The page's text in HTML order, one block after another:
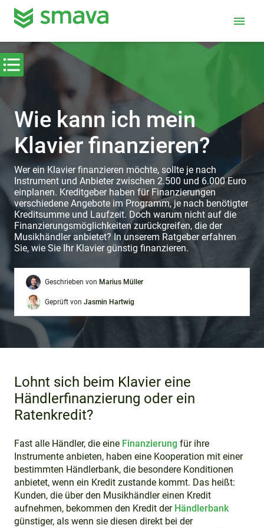
menu
Wie kann ich mein
Klavier finanzieren?
Wer ein Klavier finanzieren möchte, sollte je nach
Instrument und Anbieter zwischen 2.500 und 6.000 Euro
einplanen. Kreditgeber haben für Finanzierungen
verschiedene Angebote im Programm, je nach benötigter
Kreditsumme und Laufzeit. Doch warum nicht auf die
Finanzierungsmöglichkeiten zurückgreifen, die der
Musikhändler anbietet? In unserem Ratgeber erfahren
Sie, wie Sie Ihr Klavier günstig finanzieren.
Geschrieben von Marius Müller
Geprüft von Jasmin Hartwig
Lohnt sich beim Klavier eine
Händlerfinanzierung oder ein
Ratenkredit?
Fast alle Händler, die eine Finanzierung für ihre
Instrumente anbieten, haben eine Kooperation mit einer
bestimmten Händlerbank, die besondere Konditionen
anbietet, wenn ein Kredit zustande kommt. Das heißt:
Kunden, die über den Musikhändler einen Kredit
aufnehmen, bekommen den Kredit der Händlerbank
günstiger, als wenn sie diesen direkt bei der